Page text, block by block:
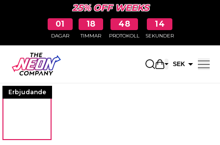
25% OFF WEEKS
01
DAGAR
18
TIMMAR
48
PROTOKOLL
14
SEKUNDER
Öppna
SEK
Erbjudande